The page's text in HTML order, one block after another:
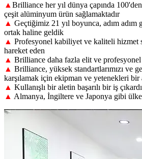
▲ Brilliance her yıl dünya çapında
çeşit alüminyum ürün sağlamaktadır
▲ Geçtiğimiz 21 yıl boyunca, adım
ortak haline geldik
▲ Profesyonel kabiliyet ve kaliteli hizmet
hareket eden
▲ Brilliance daha fazla elit ve
▲ Brilliance, yüksek standartlarımızı ve
karşılamak için ekipman ve yetenekleri bir
▲ Kullanışlı bir aletin başarılı bir iş
▲ Almanya, İngiltere ve Japonya gibi